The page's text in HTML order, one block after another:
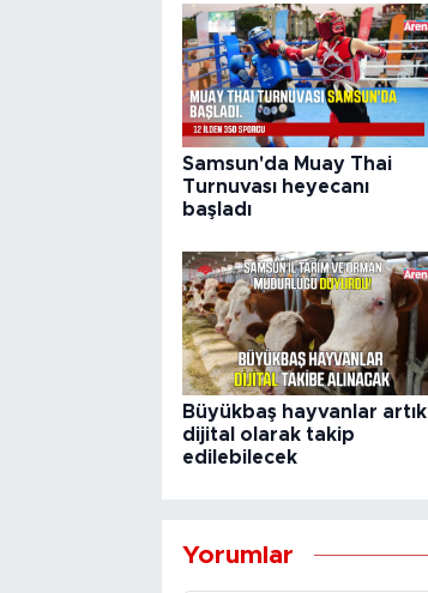
Samsun'da Muay Thai
Turnuvası heyecanı
başladı
Büyükbaş hayvanlar artık
dijital olarak takip
edilebilecek
Yorumlar